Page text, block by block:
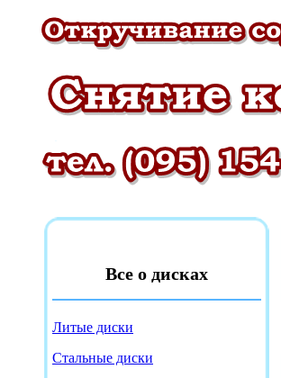
Все о дисках
Литые диски
Стальные диски